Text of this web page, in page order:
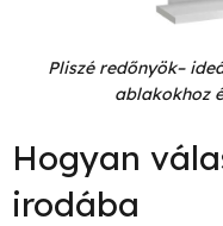
Pliszé redőnyök–
ablakokhoz
Hogyan
irodába